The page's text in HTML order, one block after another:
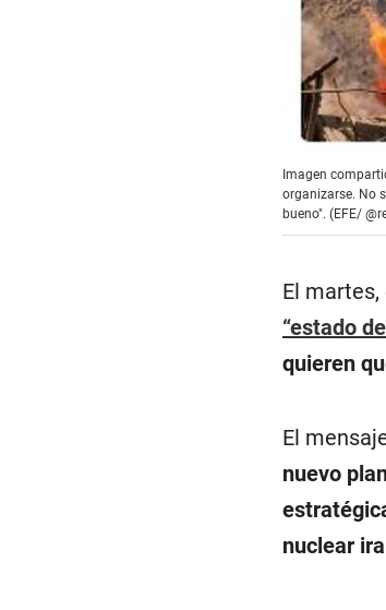
Imagen
organizarse. No
bueno". (EFE/
El
“estado
quieren
El
nuevo
nuclear